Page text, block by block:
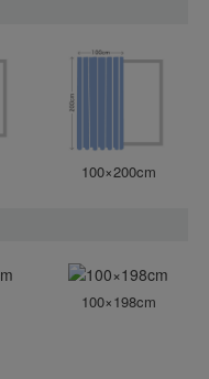
100×200cm
100×198cm